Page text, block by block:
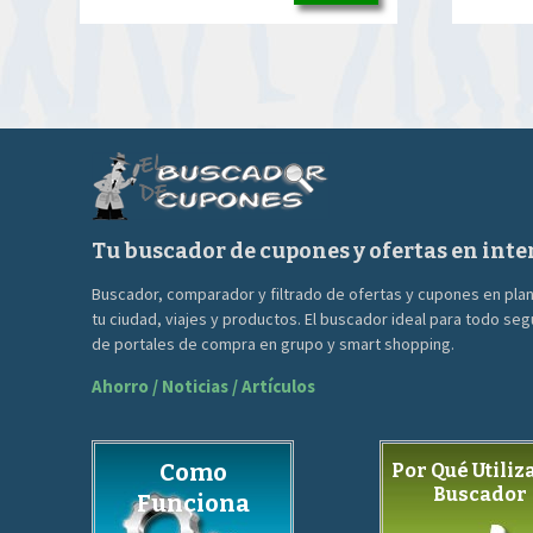
precio
90.00€.
precio
39.00€.
Tu buscador de cupones y ofertas en
Buscador, comparador y filtrado de ofertas y cupones en
tu ciudad, viajes y productos. El buscador ideal para todo
de portales de compra en grupo y smart shopping.
Ahorro / Noticias / Artículos
Como
Funciona
Por Qué
Buscador